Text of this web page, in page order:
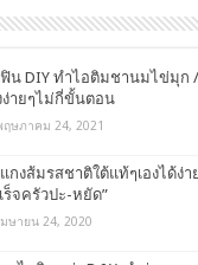
น DIY ทำไอติมชานมไข่มุก
ง่ายๆไม่กี่ขั้นตอน
ฤษภาคม 24, 2021
กงส้มรสชาติใต้แท้ๆเองได้ง่
ร็จครัวปะ-หยัด”
มษายน 24, 2020